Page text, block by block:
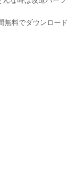
無料でダウンロード